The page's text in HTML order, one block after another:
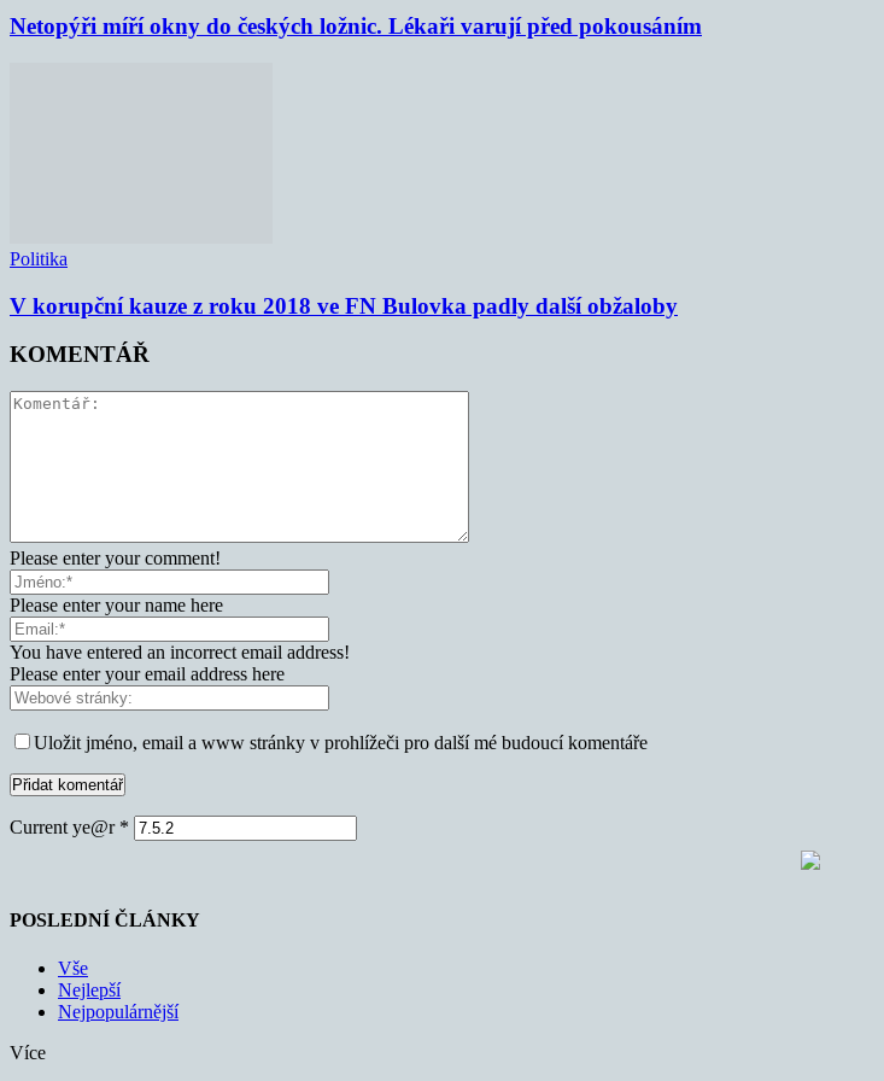
Netopýři míří okny do českých ložnic. Lékaři varují před pokousáním
Politika
V korupční kauze z roku 2018 ve FN Bulovka padly další obžaloby
KOMENTÁŘ
Please enter your comment!
Please enter your name here
You have entered an incorrect email address!
Please enter your email address here
Uložit jméno, email a www stránky v prohlížeči pro další mé budoucí komentáře
Current ye@r *
POSLEDNÍ ČLÁNKY
Vše
Nejlepší
Nejpopulárnější
Více